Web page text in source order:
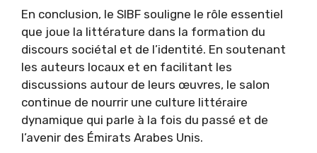
En conclusion, le SIBF souligne le rôle essentiel
que joue la littérature dans la formation du
discours sociétal et de l’identité. En soutenant
les auteurs locaux et en facilitant les
discussions autour de leurs œuvres, le salon
continue de nourrir une culture littéraire
dynamique qui parle à la fois du passé et de
l’avenir des Émirats Arabes Unis.